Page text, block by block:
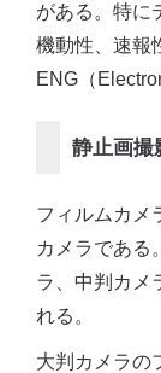
がある。特に
機動性、速報
ENG（
静止画撮
フィルムカメ
カメラである
ラ、中判カメ
れる。
大判カメラの